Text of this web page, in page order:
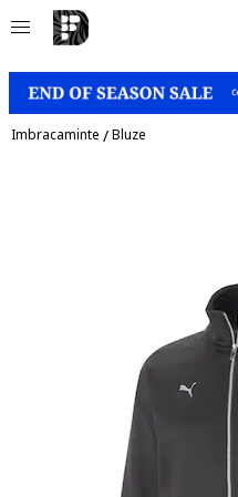
Imbracaminte /Bluze